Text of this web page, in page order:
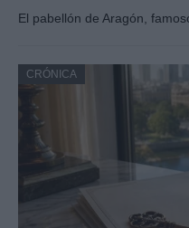
El pabellón de Aragón,
CRÓNICA